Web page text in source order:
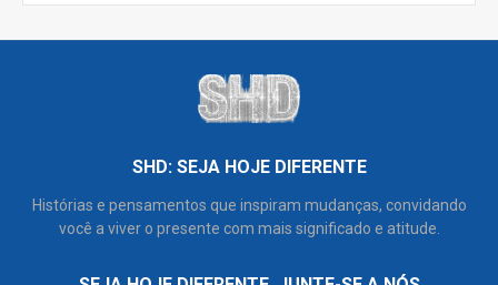
SHD: SEJA HOJE DIFERENTE
Histórias e pensamentos que inspiram mudanças, convidando
você a viver o presente com mais significado e atitude.